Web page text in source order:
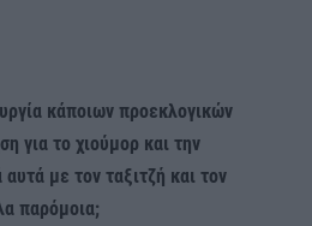
κάποιων προεκλογικών
για το χιούμορ και την
με τον ταξιτζή και τον
παρόμοια;